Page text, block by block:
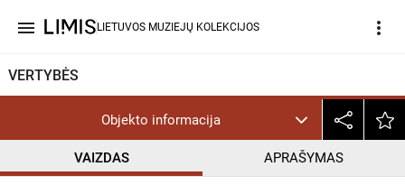
menu LIETUVOS MUZIEJŲ KOLEKCIJOS more_vert
VERTYBĖS
Objekto informacija
VAIZDAS APRAŠYMAS
InC help_outline